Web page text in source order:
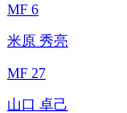
MF 6
米原 秀亮
MF 27
山口 卓己